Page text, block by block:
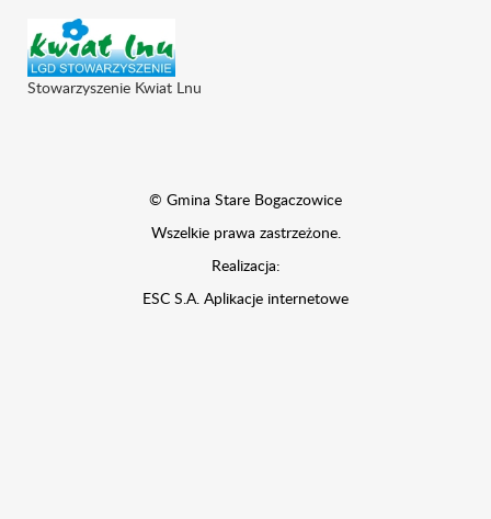
© Gmina Stare Bogaczowice
Wszelkie prawa zastrzeżone.
Realizacja:
ESC S.A. Aplikacje internetowe
Stowarzyszenie Kwiat Lnu